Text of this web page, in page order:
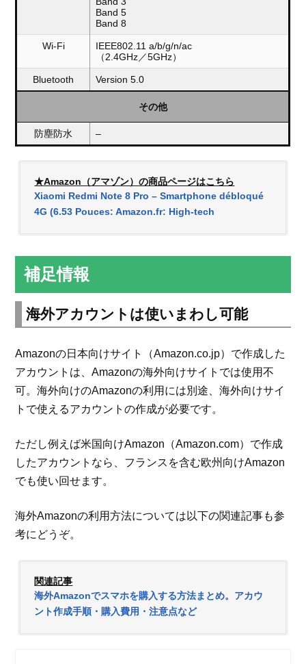
Band 5
Band 8
Wi-Fi
IEEE802.11 a/b/g/n/ac
（2.4GHz／5GHz）
Bluetooth Version 5.0
その他
防塵防水 –
★Amazon（アマゾン）の商品ページはこちら
Xiaomi Redmi Note 8 Pro – Smartphone débloqué
4G (6.53 Pouces: Amazon.fr: High-tech
補足情報
海外アカウントは使いまわし可能
Amazonの日本向けサイト（Amazon.co.jp）で作成した
アカウントは、Amazonの海外向けサイトでは使用不
可。海外向けのAmazonの利用には別途、海外向けサイ
トで使えるアカウントの作成が必要です。
ただし例えば米国向けAmazon（Amazon.com）で作成
したアカウントなら、フランスを含む欧州向けAmazon
でも使い回せます。
海外Amazonの利用方法については以下の関連記事も参
考にどうぞ。
関連記事
海外Amazonでスマホを購入する方法まとめ。アカウ
ント作成手順・購入費用・注意点など